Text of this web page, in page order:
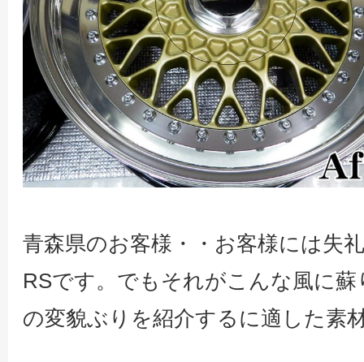
青森県のお客様・・お客様には失
RSです。でもそれがこんな風に
の変貌ぶりを紹介するに適した素